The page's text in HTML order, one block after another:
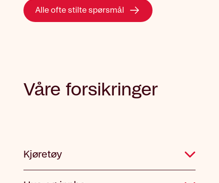
Alle ofte stilte spørsmål
Våre forsikringer
Kjøretøy